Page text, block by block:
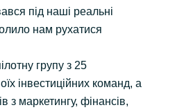
під наші реальні
нам рухатися
групу з 25
інвестиційних команд, а
з маркетингу, фінансів,